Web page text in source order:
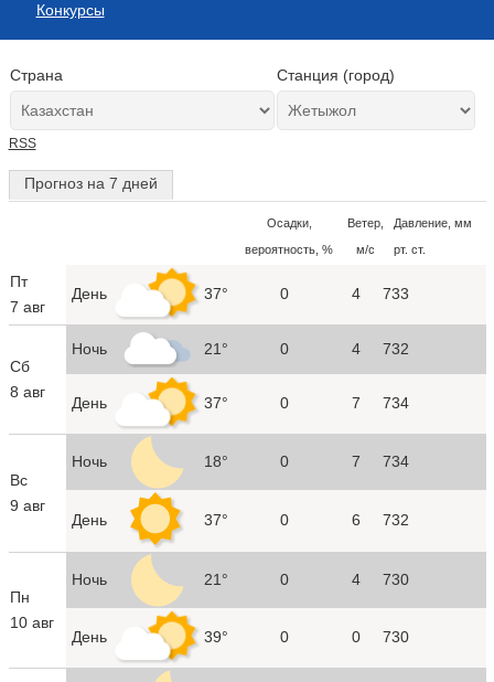
Конкурсы
Страна Станция (город)
RSS
Прогноз на 7 дней
Осадки,
вероятность, %
Ветер,
м/с
Давление, мм
рт. ст.
Пт
7 авг
День 37° 0 4 733
Сб
8 авг
Ночь 21° 0 4 732
День 37° 0 7 734
Вс
9 авг
Ночь 18° 0 7 734
День 37° 0 6 732
Пн
10 авг
Ночь 21° 0 4 730
День 39° 0 0 730